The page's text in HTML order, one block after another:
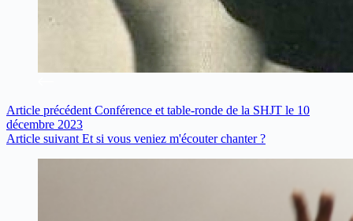
Article précédent Conférence et table-ronde de la SHJT le 10
décembre 2023
Article suivant Et si vous veniez m'écouter chanter ?